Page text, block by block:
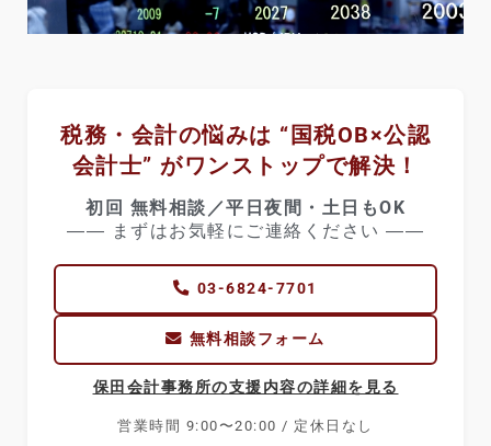
税務・会計の悩みは “国税OB×公認
会計士” がワンストップで解決！
初回 無料相談／平日夜間・土日もOK
―― まずはお気軽にご連絡ください ――
03-6824-7701
無料相談フォーム
保田会計事務所の支援内容の詳細を見る
営業時間 9:00〜20:00 / 定休日なし